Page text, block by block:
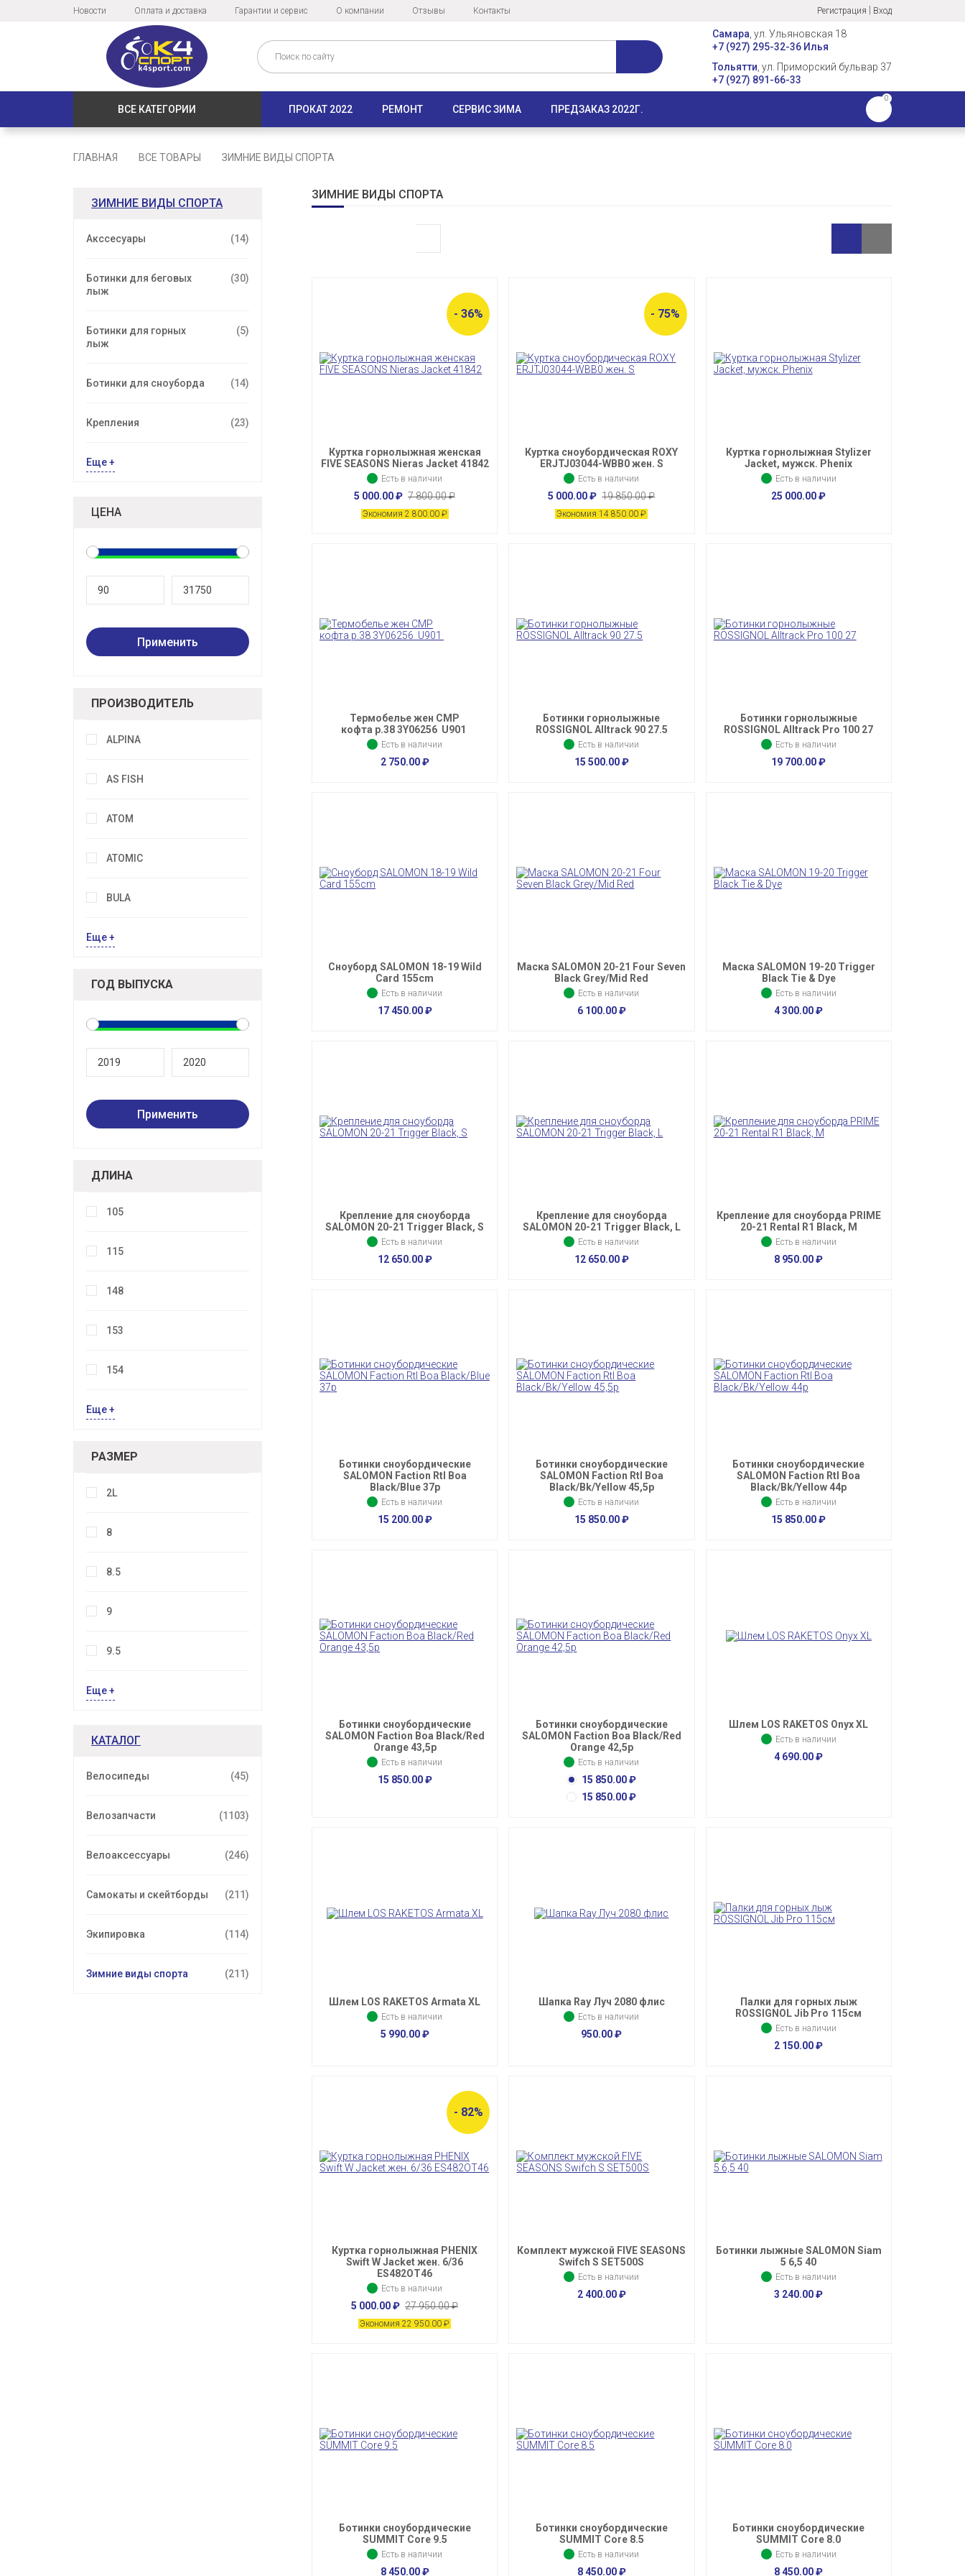
Новости Оплата и доставка Гарантии и сервис О компании Отзывы Контакты Регистрация Вход
Самара , ул. Ульяновская 18
+7 (927) 295-32-36 Илья
Тольятти , ул. Приморский бульвар 37
+7 (927) 891-66-33
ВСЕ КАТЕГОРИИ ПРОКАТ 2022 РЕМОНТ СЕРВИС ЗИМА ПРЕДЗАКАЗ 2022Г.
0
ГЛАВНАЯ ВСЕ ТОВАРЫ ЗИМНИЕ ВИДЫ СПОРТА
ЗИМНИЕ ВИДЫ СПОРТА
Акссесуары (14)
Ботинки для беговых
лыж
(30)
Ботинки для горных
лыж
(5)
Ботинки для сноуборда (14)
Крепления (23)
Еще +
ЦЕНА
ПРОИЗВОДИТЕЛЬ
ALPINA
AS FISH
ATOM
ATOMIC
BULA
Еще +
ГОД ВЫПУСКА
ДЛИНА
105
115
148
153
154
Еще +
РАЗМЕР
2L
8
8.5
9
9.5
Еще +
КАТАЛОГ
Велосипеды (45)
Велозапчасти (1103)
Велоаксессуары (246)
Самокаты и скейтборды (211)
Экипировка (114)
Зимние виды спорта (211)
ЗИМНИЕ ВИДЫ СПОРТА
- 36%
Куртка горнолыжная женская
FIVE SEASONS Nieras Jacket 41842
Есть в наличии
5 000.00₽ 7 800.00₽
Экономия 2 800.00 ₽
- 75%
Куртка сноубордическая ROXY
ERJTJ03044-WBB0 жен. S
Есть в наличии
5 000.00₽ 19 850.00₽
Экономия 14 850.00₽
Куртка горнолыжная Stylizer
Jacket, мужск. Phenix
Есть в наличии
25 000.00₽
Термобелье жен CMP
кофта р.38 3Y06256 U901
Есть в наличии
2 750.00₽
Ботинки горнолыжные
ROSSIGNOL Alltrack 90 27.5
Есть в наличии
15 500.00₽
Ботинки горнолыжные
ROSSIGNOL Alltrack Pro 100 27
Есть в наличии
19 700.00₽
Сноуборд SALOMON 18-19 Wild
Card 155cm
Есть в наличии
17 450.00₽
Маска SALOMON 20-21 Four Seven
Black Grey/Mid Red
Есть в наличии
6 100.00₽
Маска SALOMON 19-20 Trigger
Black Tie & Dye
Есть в наличии
4 300.00₽
Крепление для сноуборда
SALOMON 20-21 Trigger Black, S
Есть в наличии
12 650.00₽
Крепление для сноуборда
SALOMON 20-21 Trigger Black, L
Есть в наличии
12 650.00₽
Крепление для сноуборда PRIME
20-21 Rental R1 Black, M
Есть в наличии
8 950.00₽
Ботинки сноубордические
SALOMON Faction Rtl Boa
Black/Blue 37p
Есть в наличии
15 200.00₽
Ботинки сноубордические
SALOMON Faction Rtl Boa
Black/Bk/Yellow 45,5p
Есть в наличии
15 850.00₽
Ботинки сноубордические
SALOMON Faction Rtl Boa
Black/Bk/Yellow 44p
Есть в наличии
15 850.00₽
Ботинки сноубордические
SALOMON Faction Boa Black/Red
Orange 43,5p
Есть в наличии
15 850.00₽
Ботинки сноубордические
SALOMON Faction Boa Black/Red
Orange 42,5p
Есть в наличии
15 850.00₽
15 850.00₽
Шлем LOS RAKETOS Onyx XL
Есть в наличии
4 690.00₽
Шлем LOS RAKETOS Armata XL
Есть в наличии
5 990.00₽
Шапка Ray Луч 2080 флис
Есть в наличии
950.00₽
Палки для горных лыж
ROSSIGNOL Jib Pro 115см
Есть в наличии
2 150.00₽
- 82%
Куртка горнолыжная PHENIX
Swift W Jacket жен. 6/36
ES482OT46
Есть в наличии
5 000.00₽ 27 950.00₽
Экономия 22 950.00 ₽
Комплект мужской FIVE SEASONS
Swifch S SET500S
Есть в наличии
2 400.00₽
Ботинки лыжные SALOMON Siam
5 6,5 40
Есть в наличии
3 240.00₽
Ботинки сноубордические
SUMMIT Core 9.5
Есть в наличии
8 450.00₽
Ботинки сноубордические
SUMMIT Core 8.5
Есть в наличии
8 450.00₽
Ботинки сноубордические
SUMMIT Core 8.0
Есть в наличии
8 450.00₽